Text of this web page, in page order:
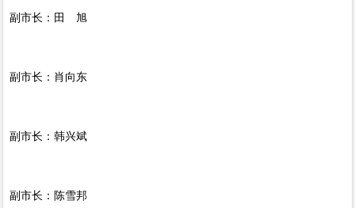
副市长：田 旭
副市长：肖向东
副市长：韩兴斌
副市长：陈雪邦